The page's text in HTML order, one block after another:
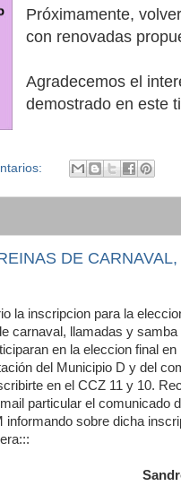
Próximamente,
con renovadas
Agradecemos el
demostrado en este
DE CARNAVAL,
la inscripcion para la
carnaval, llamadas y samba
en la eleccion final en
del Municipio D y del
en el CCZ 11 y 10.
particular el comunicado
informando sobre dicha